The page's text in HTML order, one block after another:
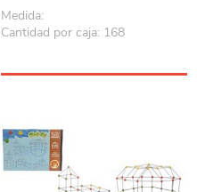
Medida:
Cantidad por caja: 168